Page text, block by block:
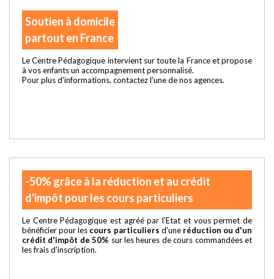
Soutien à domicile
partout en France
Le Centre Pédagogique intervient sur toute la France et propose
à vos enfants un accompagnement personnalisé.
Pour plus d'informations, contactez l'une de nos agences.
-50% grâce à la réduction et au crédit
d'impôt pour les cours particuliers
Le Centre Pédagogique est agréé par l'Etat et vous permet de
bénéficier pour les cours particuliers d'une réduction ou d'un
crédit d'impôt de 50% sur les heures de cours commandées et
les frais d'inscription.